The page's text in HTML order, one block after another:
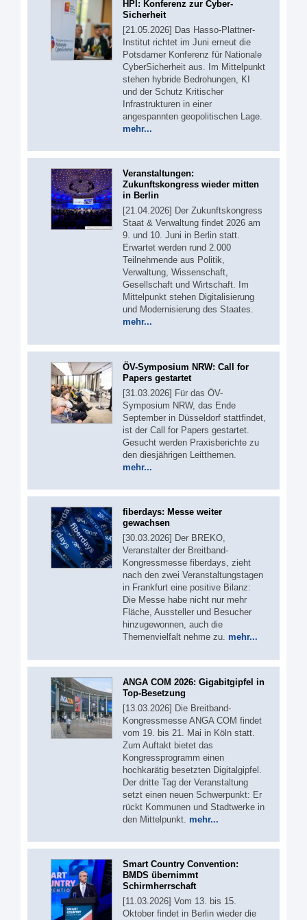
HPI: Konferenz zur Cyber-
Sicherheit
[21.05.2026] Das Hasso-Plattner-
Institut richtet im Juni erneut die
Potsdamer Konferenz für Nationale
CyberSicherheit aus. Im Mittelpunkt
stehen hybride Bedrohungen, KI
und der Schutz Kritischer
Infrastrukturen in einer
angespannten geopolitischen Lage.
mehr...
Veranstaltungen:
Zukunftskongress wieder mitten
in Berlin
[21.04.2026] Der Zukunftskongress
Staat & Verwaltung findet 2026 am
9. und 10. Juni in Berlin statt.
Erwartet werden rund 2.000
Teilnehmende aus Politik,
Verwaltung, Wissenschaft,
Gesellschaft und Wirtschaft. Im
Mittelpunkt stehen Digitalisierung
und Modernisierung des Staates.
mehr...
ÖV-Symposium NRW: Call for
Papers gestartet
[31.03.2026] Für das ÖV-
Symposium NRW, das Ende
September in Düsseldorf stattfindet,
ist der Call for Papers gestartet.
Gesucht werden Praxisberichte zu
den diesjährigen Leitthemen.
mehr...
fiberdays: Messe weiter
gewachsen
[30.03.2026] Der BREKO,
Veranstalter der Breitband-
Kongressmesse fiberdays, zieht
nach den zwei Veranstaltungstagen
in Frankfurt eine positive Bilanz:
Die Messe habe nicht nur mehr
Fläche, Aussteller und Besucher
hinzugewonnen, auch die
Themenvielfalt nehme zu. mehr...
ANGA COM 2026: Gigabitgipfel in
Top-Besetzung
[13.03.2026] Die Breitband-
Kongressmesse ANGA COM findet
vom 19. bis 21. Mai in Köln statt.
Zum Auftakt bietet das
Kongressprogramm einen
hochkarätig besetzten Digitalgipfel.
Der dritte Tag der Veranstaltung
setzt einen neuen Schwerpunkt: Er
rückt Kommunen und Stadtwerke in
den Mittelpunkt. mehr...
Smart Country Convention:
BMDS übernimmt
Schirmherrschaft
[11.03.2026] Vom 13. bis 15.
Oktober findet in Berlin wieder die